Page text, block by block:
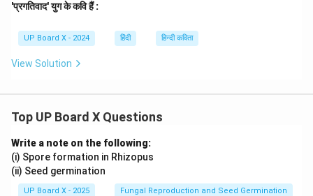
'प्रगतिवाद' युग के कवि हैं :
UP Board X - 2024 हिंदी हिन्दी कविता
View Solution
Top UP Board X Questions
Write a note on the following:
(i) Spore formation in Rhizopus
(ii) Seed germination
UP Board X - 2025 Fungal Reproduction and Seed Germination